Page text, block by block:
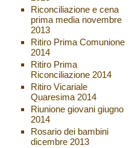
Riconciliazione e cena
prima media novembre
2013
Ritiro Prima Comunione
2014
Ritiro Prima
Riconciliazione 2014
Ritiro Vicariale
Quaresima 2014
Riunione giovani giugno
2014
Rosario dei bambini
dicembre 2013